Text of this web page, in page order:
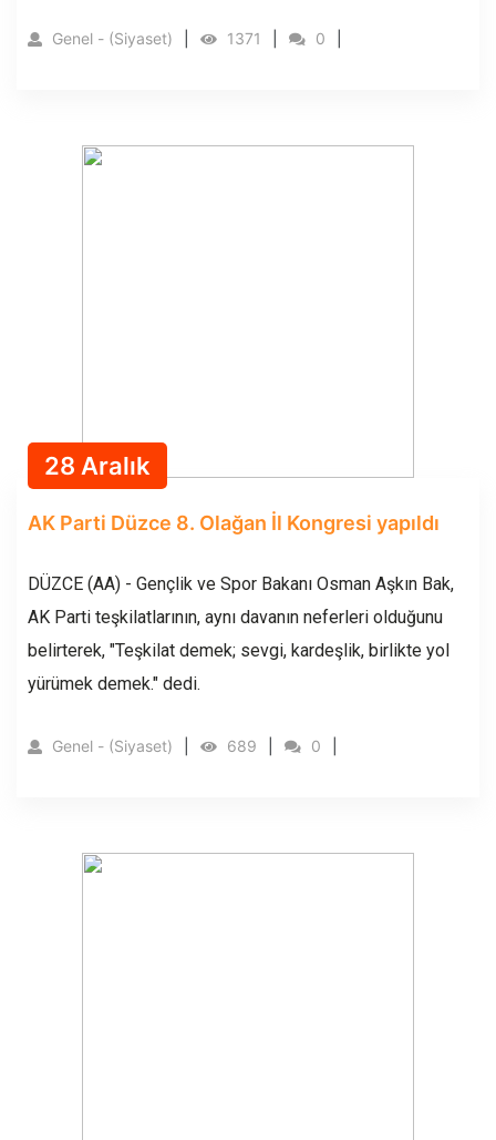
Genel - (Siyaset) 1371 0
28 Aralık
AK Parti Düzce 8. Olağan İl Kongresi yapıldı
DÜZCE (AA) - Gençlik ve Spor Bakanı Osman Aşkın Bak,
AK Parti teşkilatlarının, aynı davanın neferleri olduğunu
belirterek, "Teşkilat demek; sevgi, kardeşlik, birlikte yol
yürümek demek." dedi.
Genel - (Siyaset) 689 0